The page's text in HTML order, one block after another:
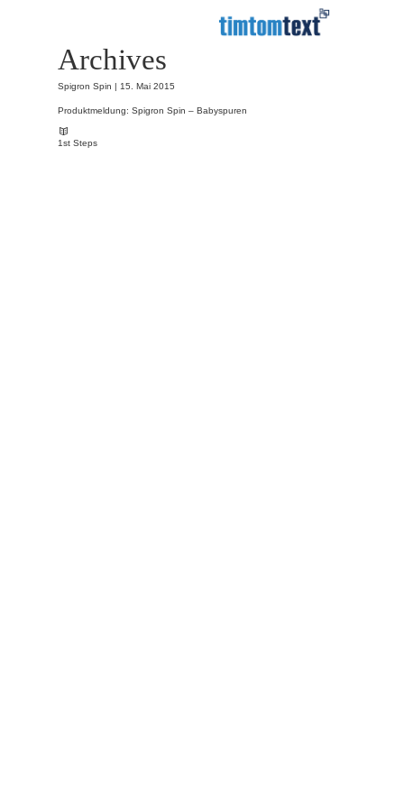
Archives
Spigron Spin | 15. Mai 2015
Produktmeldung: Spigron Spin – Babyspuren
1st Steps